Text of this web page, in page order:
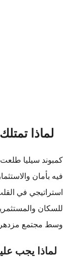
لماذا
كمبوند سيليا
فيه بأمان
استراتيجي في
للسكان
وسط مجتمع مزدهر
لماذا يجب